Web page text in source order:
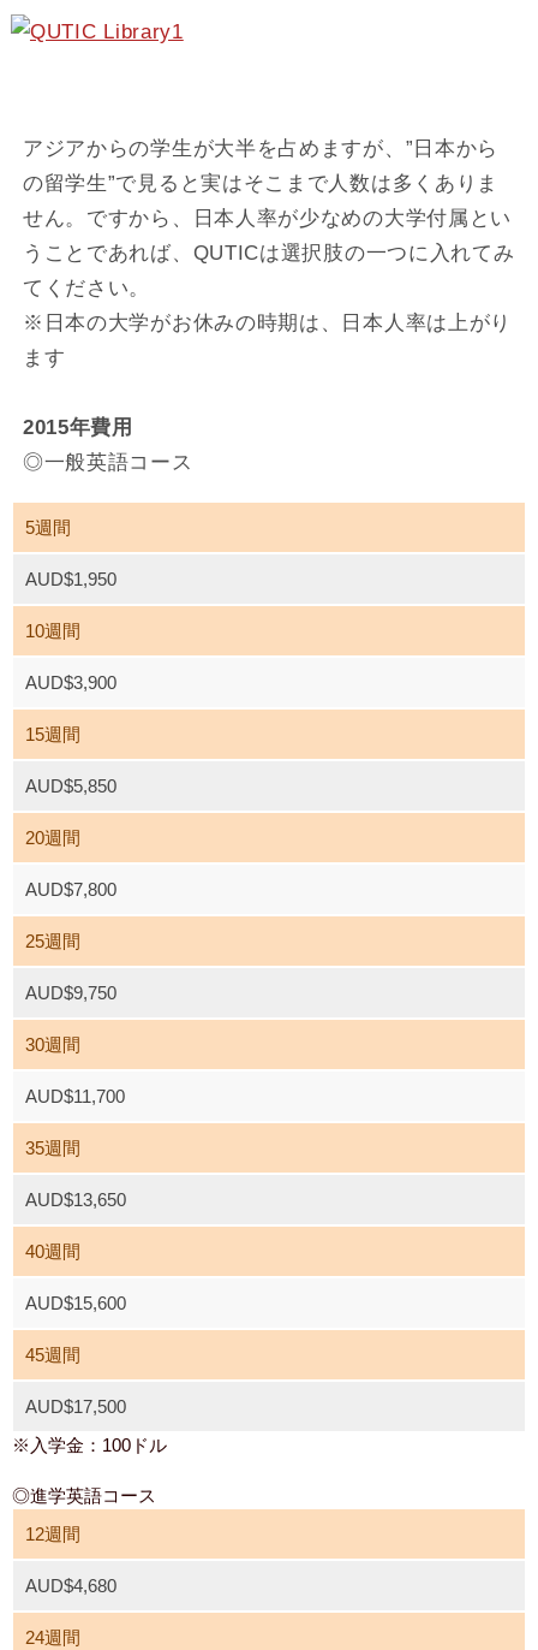
アジアからの学生が大半を占めますが、”日本から
の留学生”で見ると実はそこまで人数は多くありま
せん。ですから、日本人率が少なめの大学付属とい
うことであれば、QUTICは選択肢の一つに入れてみ
てください。
※日本の大学がお休みの時期は、日本人率は上がり
ます
2015年費用
◎一般英語コース
5週間
AUD$1,950
10週間
AUD$3,900
15週間
AUD$5,850
20週間
AUD$7,800
25週間
AUD$9,750
30週間
AUD$11,700
35週間
AUD$13,650
40週間
AUD$15,600
45週間
AUD$17,500
※入学金：100ドル
◎進学英語コース
12週間
AUD$4,680
24週間